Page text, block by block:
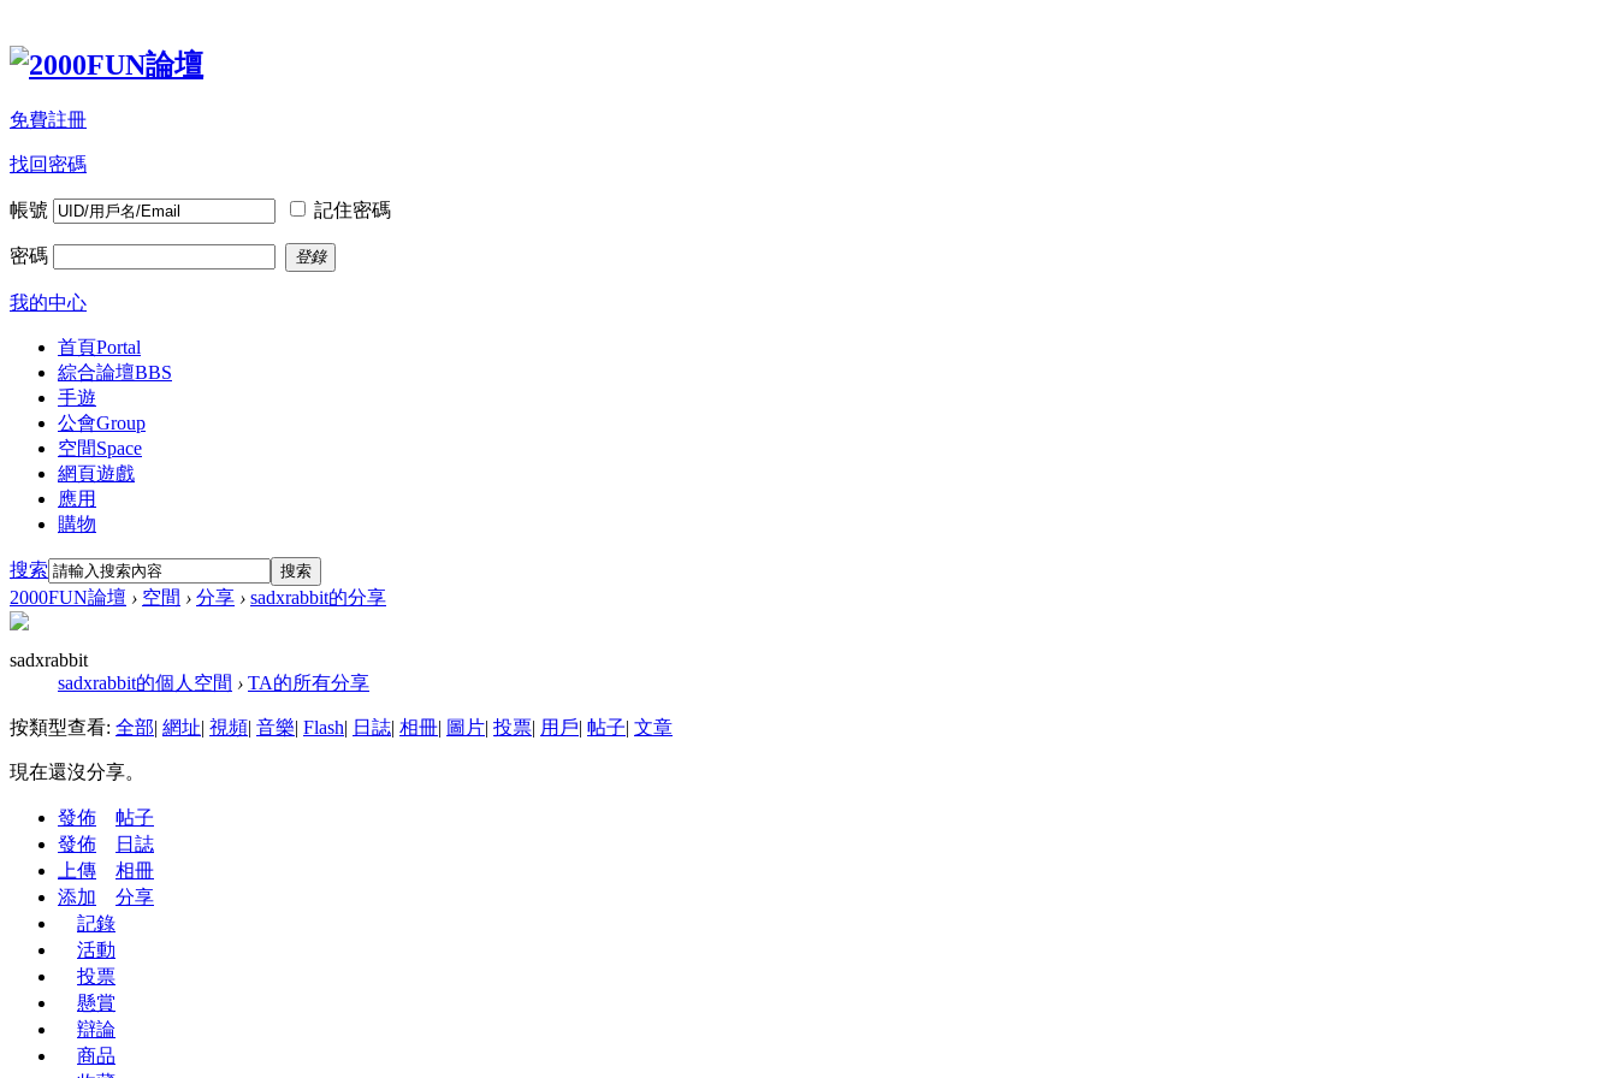
免費註冊
找回密碼
帳號 記住密碼
密碼 登錄
我的中心
首頁Portal
綜合論壇BBS
手遊
公會Group
空間Space
網頁遊戲
應用
購物
搜索 搜索
2000FUN論壇 › 空間 › 分享 › sadxrabbit的分享
sadxrabbit
sadxrabbit的個人空間 › TA的所有分享
按類型查看: 全部| 網址| 視頻| 音樂| Flash| 日誌| 相冊| 圖片| 投票| 用戶| 帖子| 文章
現在還沒分享。
發佈
帖子
發佈
日誌
上傳
相冊
添加
分享
記錄
活動
投票
懸賞
辯論
商品